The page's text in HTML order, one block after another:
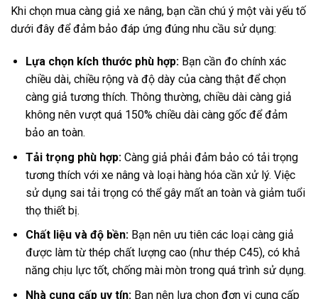
Khi chọn mua càng giả xe nâng, bạn cần chú ý một vài yếu tố
dưới đây để đảm bảo đáp ứng đúng nhu cầu sử dụng:
Lựa chọn kích thước phù hợp:Bạn cần đo chính xác
chiều dài, chiều rộng và độ dày của càng thật để chọn
càng giả tương thích. Thông thường, chiều dài càng giả
không nên vượt quá 150% chiều dài càng gốc để đảm
bảo an toàn.
Tải trọng phù hợp:Càng giả phải đảm bảo có tải trọng
tương thích với xe nâng và loại hàng hóa cần xử lý. Việc
sử dụng sai tải trọng có thể gây mất an toàn và giảm tuổi
thọ thiết bị.
Chất liệu và độ bền:Bạn nên ưu tiên các loại càng giả
được làm từ thép chất lượng cao (như thép C45), có khả
năng chịu lực tốt, chống mài mòn trong quá trình sử dụng.
Nhà cung cấp uy tín:Bạn nên lựa chọn đơn vị cung cấp